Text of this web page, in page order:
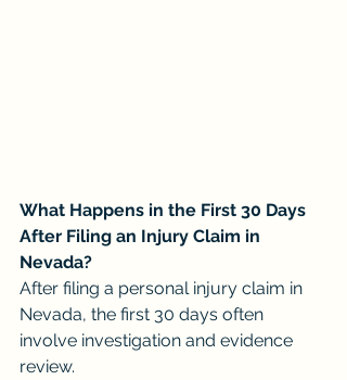
What Happens in the First 30 Days
After Filing an Injury Claim in
Nevada?
After filing a personal injury claim in
Nevada, the first 30 days often
involve investigation and evidence
review.